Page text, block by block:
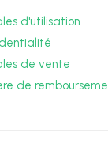
d'utilisation
de vente
de